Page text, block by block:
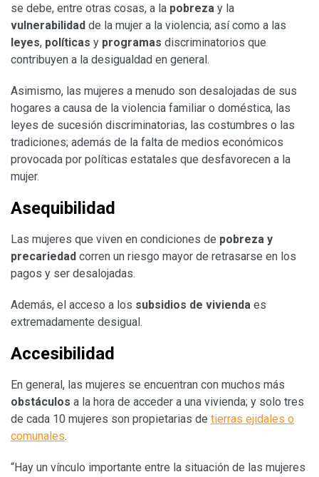
se debe, entre otras cosas, a la pobreza y la
vulnerabilidad de la mujer a la violencia; así como a las
leyes, políticas y programas discriminatorios que
contribuyen a la desigualdad en general.
Asimismo, las mujeres a menudo son desalojadas de sus
hogares a causa de la violencia familiar o doméstica, las
leyes de sucesión discriminatorias, las costumbres o las
tradiciones; además de la falta de medios económicos
provocada por políticas estatales que desfavorecen a la
mujer.
Asequibilidad
Las mujeres que viven en condiciones de pobreza y
precariedad corren un riesgo mayor de retrasarse en los
pagos y ser desalojadas.
Además, el acceso a los subsidios de vivienda es
extremadamente desigual.
Accesibilidad
En general, las mujeres se encuentran con muchos más
obstáculos a la hora de acceder a una vivienda; y solo tres
de cada 10 mujeres son propietarias de tierras ejidales o
comunales.
“Hay un vínculo importante entre la situación de las mujeres